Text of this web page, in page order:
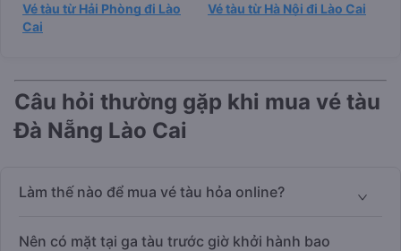
Vé tàu từ Hải Phòng đi Lào
Cai
Vé tàu từ Hà Nội đi Lào Cai
Câu hỏi thường gặp khi mua vé tàu
Đà Nẵng Lào Cai
Làm thế nào để mua vé tàu hỏa online?
Nên có mặt tại ga tàu trước giờ khởi hành bao